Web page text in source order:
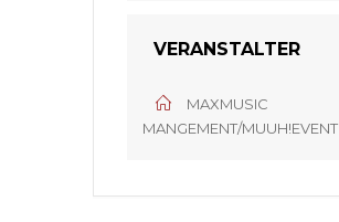
VERANSTALTER
MAXMUSIC
MANGEMENT/MUUH!EVENT